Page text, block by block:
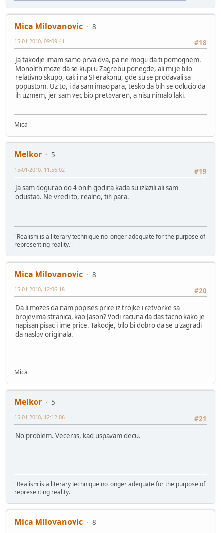
Mica Milovanovic
8
#18
15-01-2010, 09:09:41
Ja takodje imam samo prva dva, pa ne mogu da ti pomognem.
Monolith moze da se kupi u Zagrebu ponegde, ali mi je bilo
relativno skupo, cak i na SFerakonu, gde su se prodavali sa
popustom. Uz to, i da sam imao para, tesko da bih se odlucio da
ih uzmem, jer sam vec bio pretovaren, a nisu nimalo laki.
Mica
Melkor
5
#19
15-01-2010, 11:56:02
Ja sam dogurao do 4 onih godina kada su izlazili ali sam
odustao. Ne vredi to, realno, tih para.
"Realism is a literary technique no longer adequate for the purpose of
representing reality."
Mica Milovanovic
8
#20
15-01-2010, 12:06:18
Da li mozes da nam popises price iz trojke i cetvorke sa
brojevima stranica, kao Jason? Vodi racuna da das tacno kako je
napisan pisac i ime price. Takodje, bilo bi dobro da se u zagradi
da naslov originala.
Mica
Melkor
5
#21
15-01-2010, 12:12:06
No problem. Veceras, kad uspavam decu.
"Realism is a literary technique no longer adequate for the purpose of
representing reality."
Mica Milovanovic 8